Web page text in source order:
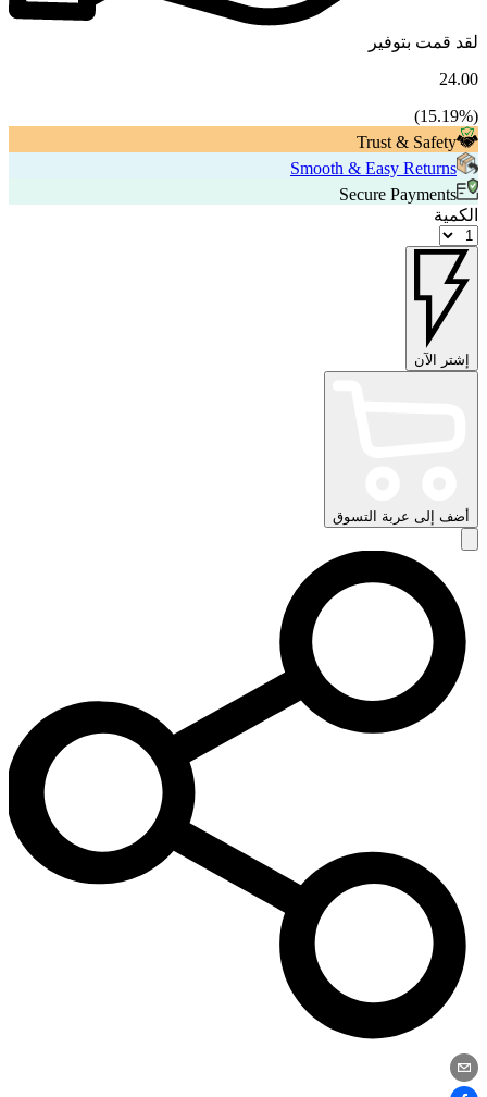
لقد قمت بتوفير
24.00
(
15.19%)
Trust & Safety
Smooth & Easy Returns
Secure Payments
الكمية
إشتر الآن
أضف إلى عربة التسوق